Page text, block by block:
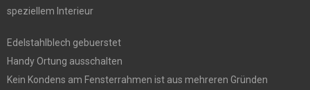
speziellem Interieur
Edelstahlblech gebuerstet
Handy Ortung ausschalten
Kein Kondens am Fensterrahmen ist aus mehreren Gründen